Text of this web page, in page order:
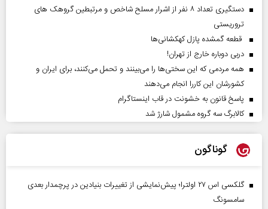
دستگیری تعداد ۸ نفر از اشرار مسلح شاخص و مرتبطین گروهک های
تروریستی
قطعه گمشده پازل کهکشانی‌ها
دربی دوباره خارج از تهران!
همه مردمی که این سختی‌ها را می‌بینند و تحمل می‌کنند، برای ایران و
کشورشان این کاررا انجام می‌دهند
پاسخ قانون به خشونت در قاب اینستاگرام
کالابرگ سه گروه مشمول شارژ شد
گوناگون
گلکسی اس ۲۷ اولترا؛ پیش‌نمایشی از تغییرات بنیادین در پرچمدار بعدی
سامسونگ